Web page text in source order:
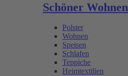
Schöner Wohnen
Polster
Wohnen
Speisen
Schlafen
Teppiche
Heimtextilien